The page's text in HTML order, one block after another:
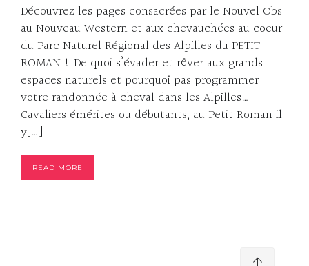
Découvrez les pages consacrées par le Nouvel Obs
au Nouveau Western et aux chevauchées au coeur
du Parc Naturel Régional des Alpilles du PETIT
ROMAN ! De quoi s’évader et rêver aux grands
espaces naturels et pourquoi pas programmer
votre randonnée à cheval dans les Alpilles…
Cavaliers émérites ou débutants, au Petit Roman il
y[…]
READ MORE